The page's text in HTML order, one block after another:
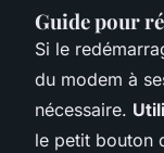
Guide pour
Si le
du modem à
nécessaire.
le petit bouton